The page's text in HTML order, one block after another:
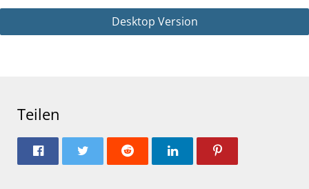
Desktop Version
Teilen